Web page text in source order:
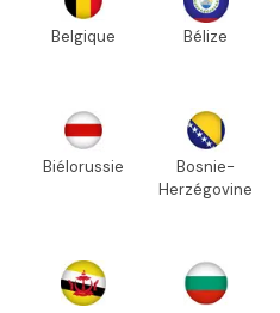
Belgique Bélize
Biélorussie
Bosnie-
Herzégovine